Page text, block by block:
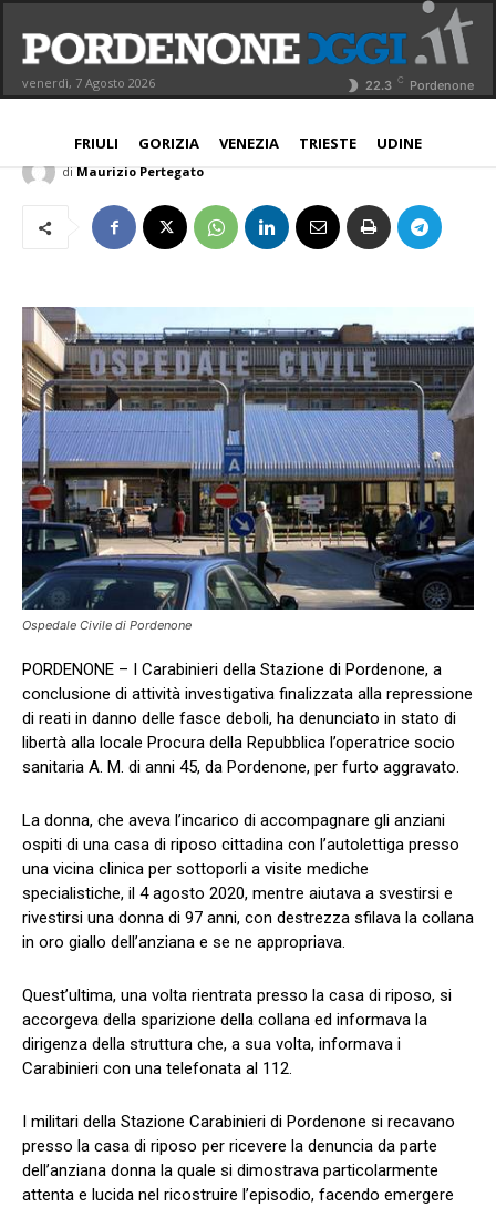
venerdì, 7 Agosto 2026 22.3 C Pordenone
FRIULI GORIZIA VENEZIA TRIESTE UDINE
Operatrice socio-sanitaria deruba
anziana assistita
PORDENONE
di Maurizio Pertegato
Ospedale Civile di Pordenone
PORDENONE – I Carabinieri della Stazione di Pordenone, a
conclusione di attività investigativa finalizzata alla repressione
di reati in danno delle fasce deboli, ha denunciato in stato di
libertà alla locale Procura della Repubblica l’operatrice socio
sanitaria A. M. di anni 45, da Pordenone, per furto aggravato.
La donna, che aveva l’incarico di accompagnare gli anziani
ospiti di una casa di riposo cittadina con l’autolettiga presso
una vicina clinica per sottoporli a visite mediche
specialistiche, il 4 agosto 2020, mentre aiutava a svestirsi e
rivestirsi una donna di 97 anni, con destrezza sfilava la collana
in oro giallo dell’anziana e se ne appropriava.
Quest’ultima, una volta rientrata presso la casa di riposo, si
accorgeva della sparizione della collana ed informava la
dirigenza della struttura che, a sua volta, informava i
Carabinieri con una telefonata al 112.
I militari della Stazione Carabinieri di Pordenone si recavano
presso la casa di riposo per ricevere la denuncia da parte
dell’anziana donna la quale si dimostrava particolarmente
attenta e lucida nel ricostruire l’episodio, facendo emergere